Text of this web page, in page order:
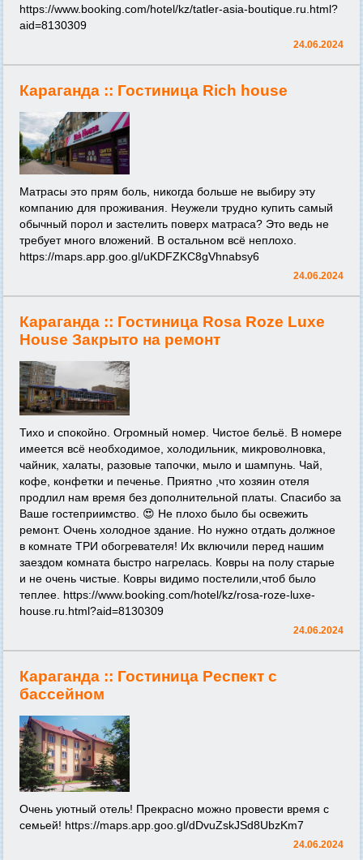
https://www.booking.com/hotel/kz/tatler-asia-boutique.ru.html?
aid=8130309
24.06.2024
Караганда :: Гостиница Rich house
Матрасы это прям боль, никогда больше не выбиру эту
компанию для проживания. Неужели трудно купить самый
обычный порол и застелить поверх матраса? Это ведь не
требует много вложений. В остальном всё неплохо.
https://maps.app.goo.gl/uKDFZKC8gVhnabsy6
24.06.2024
Караганда :: Гостиница Rosa Roze Luxe
House Закрыто на ремонт
Тихо и спокойно. Огромный номер. Чистое бельё. В номере
имеется всё необходимое, холодильник, микроволновка,
чайник, халаты, разовые тапочки, мыло и шампунь. Чай,
кофе, конфетки и печенье. Приятно ,что хозяин отеля
продлил нам время без дополнительной платы. Спасибо за
Ваше гостеприимство. 😍 Не плохо было бы освежить
ремонт. Очень холодное здание. Но нужно отдать должное
в комнате ТРИ обогревателя! Их включили перед нашим
заездом комната быстро нагрелась. Ковры на полу старые
и не очень чистые. Ковры видимо постелили,чтоб было
теплее. https://www.booking.com/hotel/kz/rosa-roze-luxe-
house.ru.html?aid=8130309
24.06.2024
Караганда :: Гостиница Респект с
бассейном
Очень уютный отель! Прекрасно можно провести время с
семьей! https://maps.app.goo.gl/dDvuZskJSd8UbzKm7
24.06.2024